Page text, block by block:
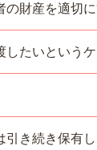
の財産を適切
したいという
引き続き保有